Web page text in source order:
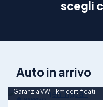
scegli
Auto in arrivo
INARRIVO
Garanzia VW - km certificati